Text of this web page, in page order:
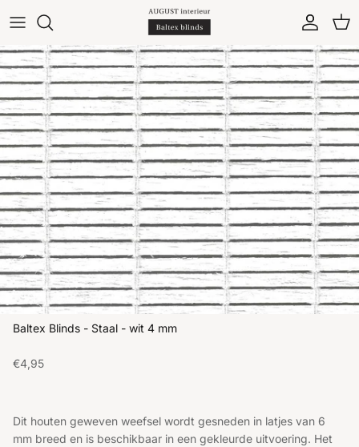
Account
Ga direct naar productinformatie
Baltex Blinds - Staal - wit 4 mm
Reguliere prijs
€4,95
Dit houten geweven weefsel wordt gesneden in latjes van 6
mm breed en is beschikbaar in een gekleurde uitvoering. Het